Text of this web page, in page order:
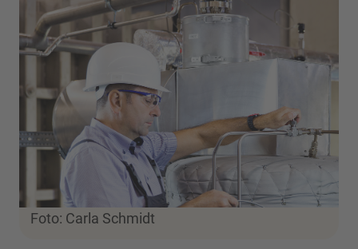
Foto: Carla Schmidt